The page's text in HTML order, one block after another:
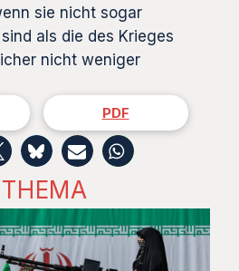
sie nicht sogar
als die des Krieges
nicht weniger
PDF